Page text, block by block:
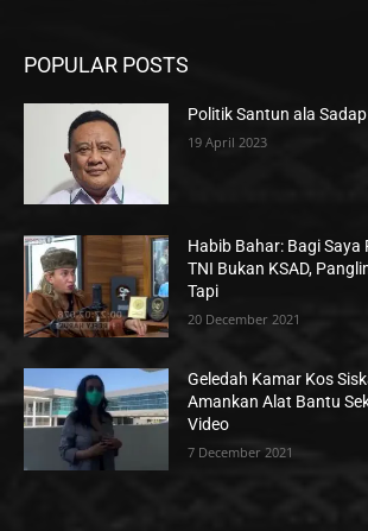
POPULAR POSTS
Politik Santun ala
19 April 2023
Habib Bahar: Bagi Saya
TNI Bukan KSAD,
Tapi
20 December 2021
Geledah Kamar Kos
Amankan Alat Bantu
Video
7 December 2021